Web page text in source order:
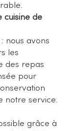
cuisine de
nous avons
les
des repas
pour
notre service.
grâce à